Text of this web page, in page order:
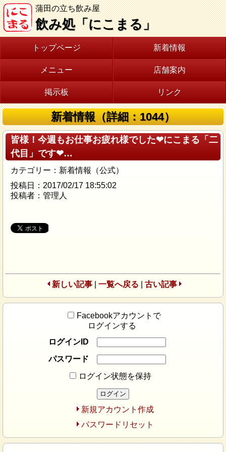
蒲田の立ち飲み屋
飲み処「にこまる」
トップページ 新着情報
メニュー 店舗案内
掲示板 リンク
新着情報（詳細：1044）
皆様！今週もお仕事お疲れ様でした❤にこまる「二
代目」です❤…
カテゴリー：新着情報（公式）
投稿日：2017/02/17 18:55:02
投稿者：管理人
新しい記事| 一覧へ戻る 古い記事
Facebookアカウントで
ログインする
ログインID
パスワード
ログイン状態を保持
新規アカウント作成
パスワードリセット